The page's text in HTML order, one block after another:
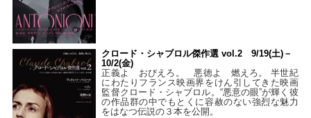
クロード・シャブロル傑作選 vol.2 9/19(土)－
10/2(金)
正義よ おびえろ。 悪徳よ 燃えろ。 半世紀
にわたりフランス映画界をけん引してきた映画
監督クロード・シャブロル。“悪意の眼”が輝く彼
の作品群の中でもとくに容赦のない強烈な魅力
をはなつ伝説の３本を公開。